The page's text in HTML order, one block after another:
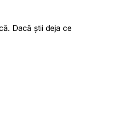
Dacă știi deja ce